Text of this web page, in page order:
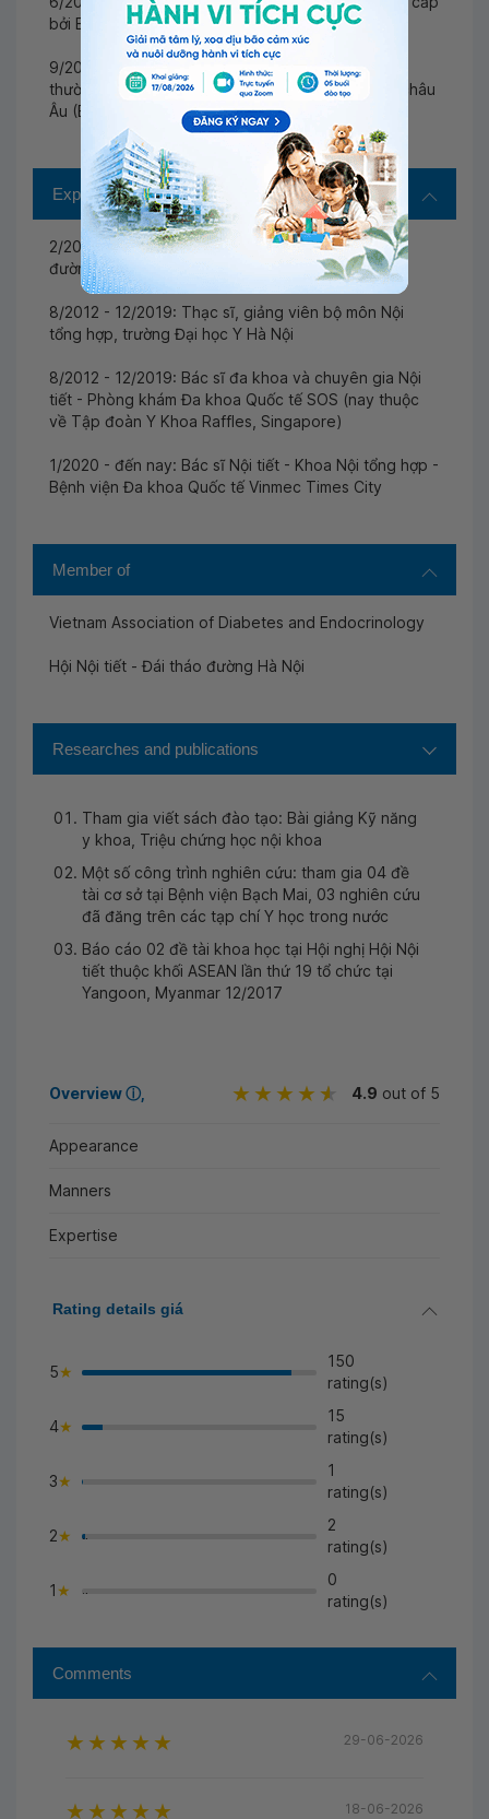
bởi Bộ Y Tế Việt Nam
9/2019: Chứng nhận tham dự Hội nghị Khoa học
thường niên của Hội Nghiên cứu Đái tháo đường châu
Âu (EASD) tổ chức tại Barcelona, Tây Ban Nha
Experience
2/2009 - 12/2019: Bác sĩ khoa Nội tiết - Đái tháo
đường, Bệnh viện Bạch Mai
8/2012 - 12/2019: Thạc sĩ, giảng viên bộ môn Nội
tổng hợp, trường Đại học Y Hà Nội
8/2012 - 12/2019: Bác sĩ đa khoa và chuyên gia Nội
tiết - Phòng khám Đa khoa Quốc tế SOS (nay thuộc
về Tập đoàn Y Khoa Raffles, Singapore)
1/2020 - đến nay: Bác sĩ Nội tiết - Khoa Nội tổng hợp -
Bệnh viện Đa khoa Quốc tế Vinmec Times City
Member of
Vietnam Association of Diabetes and Endocrinology
Hội Nội tiết - Đái tháo đường Hà Nội
Researches and publications
Tham gia viết sách đào tạo: Bài giảng Kỹ năng
y khoa, Triệu chứng học nội khoa
Một số công trình nghiên cứu: tham gia 04 đề
tài cơ sở tại Bệnh viện Bạch Mai, 03 nghiên cứu
đã đăng trên các tạp chí Y học trong nước
Báo cáo 02 đề tài khoa học tại Hội nghị Hội Nội
tiết thuộc khối ASEAN lần thứ 19 tổ chức tại
Yangoon, Myanmar 12/2017
Overviewⓘ 4.9 out of 5
Appearance
Manners
Expertise
Rating details giá
5
150
rating(s)
4 >
15
rating(s)
3 >
1
rating(s)
2 ">
2
rating(s)
1 ">
0
rating(s)
Comments
29-06-2026
18-06-2026